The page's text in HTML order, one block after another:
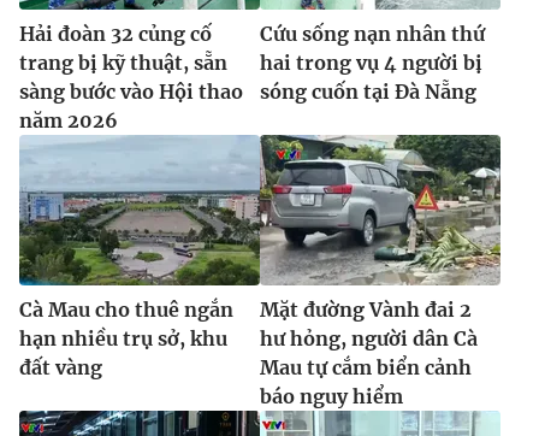
Hải đoàn 32 củng cố
trang bị kỹ thuật, sẵn
sàng bước vào Hội thao
năm 2026
Cứu sống nạn nhân thứ
hai trong vụ 4 người bị
sóng cuốn tại Đà Nẵng
Cà Mau cho thuê ngắn
hạn nhiều trụ sở, khu
đất vàng
Mặt đường Vành đai 2
hư hỏng, người dân Cà
Mau tự cắm biển cảnh
báo nguy hiểm